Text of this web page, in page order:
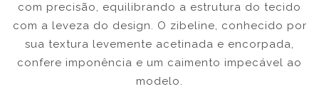
com precisão, equilibrando a estrutura do tecido
com a leveza do design. O zibeline, conhecido por
sua textura levemente acetinada e encorpada,
confere imponência e um caimento impecável ao
modelo.